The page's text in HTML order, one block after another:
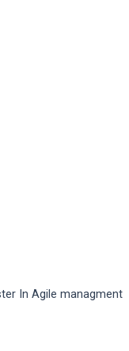
In Agile managment